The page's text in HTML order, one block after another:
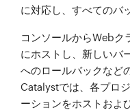
に対応し、すべてのバ
コンソールからWebク
にホストし、新しいバ
へのロールバックなど
Catalystでは、 各プロ
ーションをホストおよ